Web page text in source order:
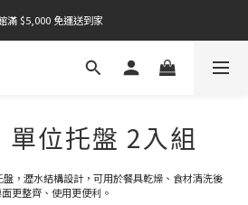
滿 $5,000 免運送到家
滿 $5,000 免運送到家
館滿 $5,000 免運送到家
位托盤 2入組
，瀝水結構設計，可用於餐具乾燥、食材清洗後
更整齊、使用更便利。